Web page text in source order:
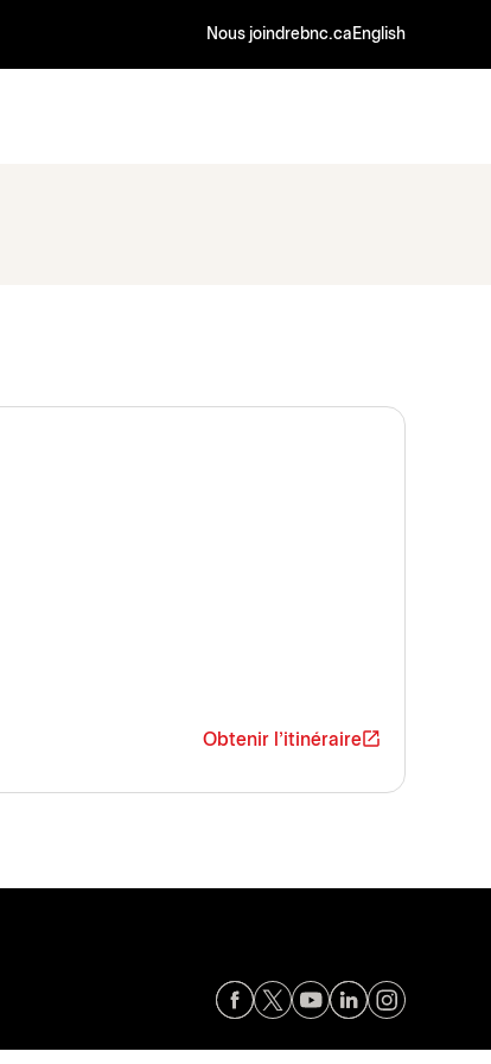
Nous joindrebnc.ca English
Obtenir l'itinéraire